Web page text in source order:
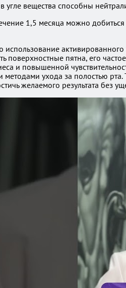
вещества способны
1,5 месяца можно добиться
поверхностные пятна, его
и повышенной
методами ухода за полостью
желаемого результата без